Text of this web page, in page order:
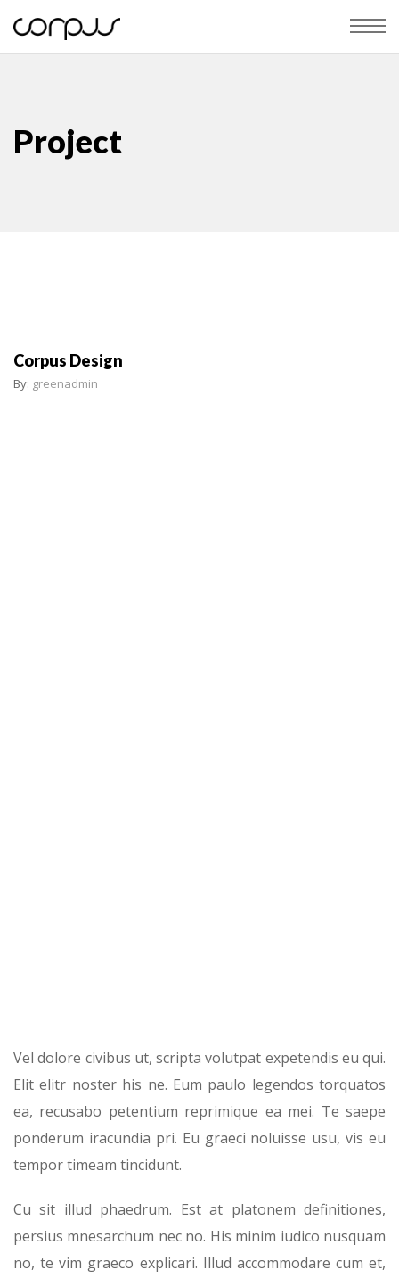
Project
Corpus Design
By: greenadmin
Vel dolore civibus ut, scripta volutpat expetendis eu qui.
Elit elitr noster his ne. Eum paulo legendos torquatos
ea, recusabo petentium reprimique ea mei. Te saepe
ponderum iracundia pri. Eu graeci noluisse usu, vis eu
tempor timeam tincidunt.
Cu sit illud phaedrum. Est at platonem definitiones,
persius mnesarchum nec no. His minim iudico nusquam
no, te vim graeco explicari. Illud accommodare cum et,